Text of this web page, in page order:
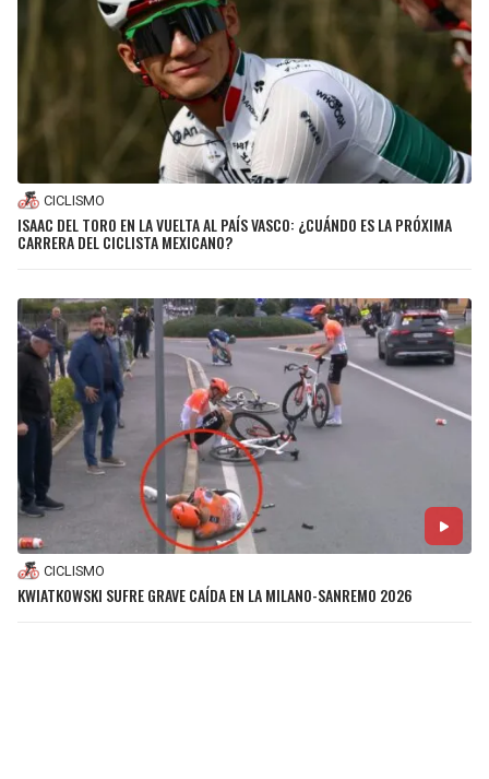
CICLISMO
ISAAC DEL TORO EN LA VUELTA AL PAÍS VASCO: ¿CUÁNDO ES LA PRÓXIMA
CARRERA DEL CICLISTA MEXICANO?
CICLISMO
KWIATKOWSKI SUFRE GRAVE CAÍDA EN LA MILANO-SANREMO 2026